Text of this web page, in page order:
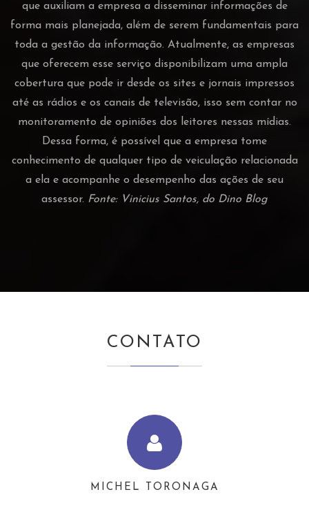
que auxiliam a empresa a disseminar informações de
forma mais planejada, além de serem fundamentais para
toda a gestão da informação. Atualmente, as empresas
que oferecem esse serviço disponibilizam uma ampla
cobertura que pode ir desde os sites e jornais impressos
até as rádios e os canais de televisão, isso sem contar no
monitoramento de opiniões dos leitores nessas mídias.
Dessa forma, é possível que a empresa tome
conhecimento de qualquer tipo de veiculação relacionada
a ela e acompanhe o desempenho das ações de seu
assessor. Fonte: Vinicius Santos, do Dino Blog
CONTATO
MICHEL TORONAGA